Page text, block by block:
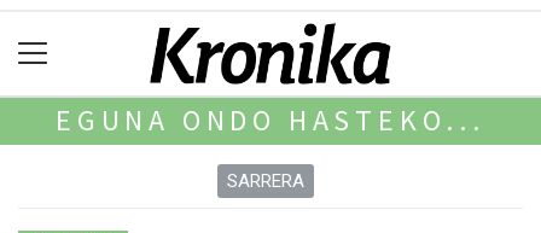
EGUNA ONDO HASTEKO...
SARRERA